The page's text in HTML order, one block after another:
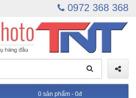
0972 368 368
0 sản phẩm - 0đ